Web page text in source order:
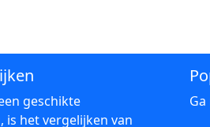
geschikte
het vergelijken van